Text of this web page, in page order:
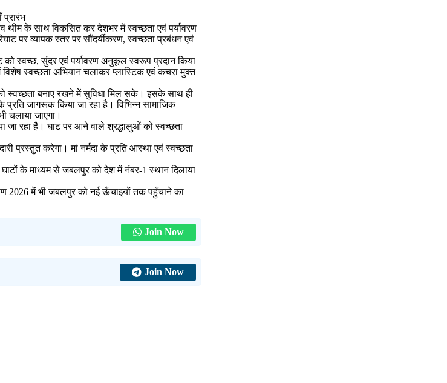
थीम के साथ विकसित कर देशभर में स्वच्छता एवं पर्यावरण
पर व्यापक स्तर पर सौंदर्यीकरण, स्वच्छता प्रबंधन एवं
को स्वच्छ, सुंदर एवं पर्यावरण अनुकूल स्वरूप प्रदान किया
स्वच्छता अभियान चलाकर प्लास्टिक एवं कचरा मुक्त
को स्वच्छता बनाए रखने में सुविधा मिल सके। इसके साथ ही
जागरूक किया जा रहा है। विभिन्न सामाजिक
चलाया जाएगा।
जा रहा है। घाट पर आने वाले श्रद्धालुओं को स्वच्छता
प्रस्तुत करेगा। मां नर्मदा के प्रति आस्था एवं स्वच्छता
के माध्यम से जबलपुर को देश में नंबर-1 स्थान दिलाया
2026 में भी जबलपुर को नई ऊँचाइयों तक पहुँचाने का
Join Now
Join Now